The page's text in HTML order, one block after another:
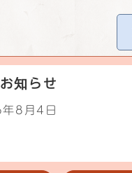
知らせ
8月4日